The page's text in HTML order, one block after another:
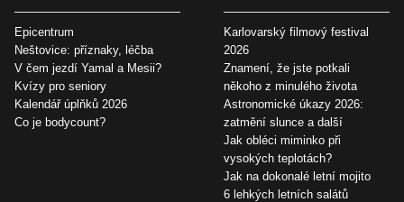
Epicentrum
Neštovice: příznaky, léčba
V čem jezdí Yamal a Mesii?
Kvízy pro seniory
Kalendář úplňků 2026
Co je bodycount?
Karlovarský filmový festival
2026
Znamení, že jste potkali
někoho z minulého života
Astronomické úkazy 2026:
zatmění slunce a další
Jak obléci miminko při
vysokých teplotách?
Jak na dokonalé letní mojito
6 lehkých letních salátů